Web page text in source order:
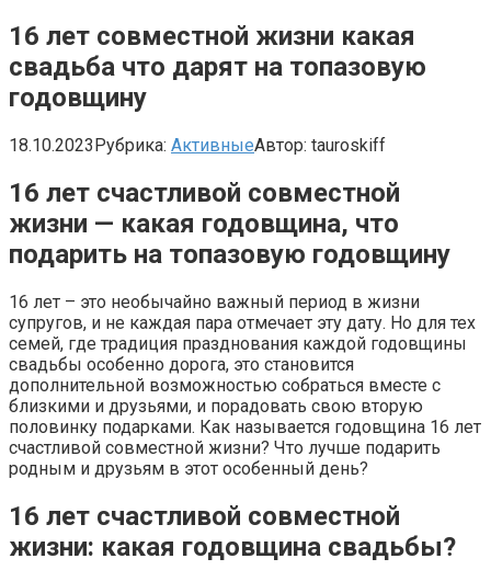
16 лет совместной жизни какая
свадьба что дарят на топазовую
годовщину
18.10.2023Рубрика: АктивныеАвтор: tauroskiff
16 лет счастливой совместной
жизни — какая годовщина, что
подарить на топазовую годовщину
16 лет – это необычайно важный период в жизни
супругов, и не каждая пара отмечает эту дату. Но для тех
семей, где традиция празднования каждой годовщины
свадьбы особенно дорога, это становится
дополнительной возможностью собраться вместе с
близкими и друзьями, и порадовать свою вторую
половинку подарками. Как называется годовщина 16 лет
счастливой совместной жизни? Что лучше подарить
родным и друзьям в этот особенный день?
16 лет счастливой совместной
жизни: какая годовщина свадьбы?